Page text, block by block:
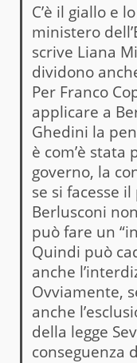
C’è il giallo e
ministero
scrive Liana
dividono
Per Franco
applicare a
Ghedini la
è com’è
governo, la
se si facesse
Berlusconi
può fare un
Quindi può
anche
Ovviamente,
anche
della legge
conseguenza